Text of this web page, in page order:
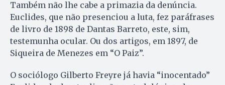
Também não lhe cabe a primazia da denúncia.
Euclides, que não presenciou a luta, fez paráfrases
de livro de 1898 de Dantas Barreto, este, sim,
testemunha ocular. Ou dos artigos, em 1897, de
Siqueira de Menezes em “O Paiz”.
O sociólogo Gilberto Freyre já havia “inocentado”